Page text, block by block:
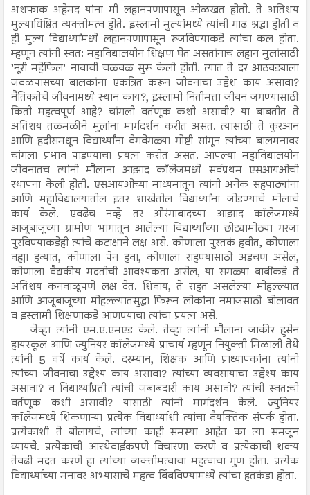
अशफाक अहेमद यांना मी लहानपणापासून ओळखत होतो. ते अतिशय
मुल्याधिष्ठित व्यक्तीमत्व होते. इस्लामी मुल्यांमध्ये त्यांची गाढ श्रद्धा होती व
ही मुल्य विद्यार्थ्यांमध्ये लहानपणापासून रूजविण्याकडे त्यांचा कल होता.
म्हणून त्यांनी स्वत: महाविद्यालयीन शिक्षण घेत असतांनाच लहान मुलांसाठी
’नूरी महेफिल’ नावाची चळवळ सुरू केली होती. त्यात ते दर आठवड्याला
जवळपासच्या बालकांना एकत्रित करून जीवनाचा उद्देश काय असावा?
नैतिकतेचे जीवनामध्ये स्थान काय?, इस्लामी नितीमत्ता जीवन जगण्यासाठी
किती महत्वपूर्ण आहे? चांगली वर्तणूक कशी असावी? या बाबतीत ते
अतिशय तळमळीने मुलांना मार्गदर्शन करीत असत. त्यासाठी ते कुरआन
आणि हदीसमधून विद्यार्थ्यांना वेगवेगळ्या गोष्टी सांगून त्यांच्या बालमनावर
चांगला प्रभाव पाडण्याचा प्रयत्न करीत असत. आपल्या महाविद्यालयीन
जीवनातच त्यांनी मौलाना आझाद कॉलेजमध्ये सर्वप्रथम एसआयओची
स्थापना केली होती. एसआयओच्या माध्यमातून त्यांनी अनेक सहपाठ्यांना
आणि महाविद्यालयातील इतर शाखेतील विद्यार्थ्यांना जोडण्याचे मोलाचे
कार्य केले. एवढेच नव्हे तर औरंगाबादच्या आझाद कॉलेजमध्ये
आजूबाजूच्या ग्रामीण भागातून आलेल्या विद्यार्थ्यांच्या छोट्यामोठ्या गरजा
पुरविण्याकडेही त्यांचे कटाक्षाने लक्ष असे. कोणाला पुस्तकं हवीत, कोणाला
वह्या हव्यात, कोणाला पेन हवा, कोणाला राहण्यासाठी अडचण असेल,
कोणाला वैद्यकीय मदतीची आवश्यकता असेल, या सगळ्या बाबींकडे ते
अतिशय कनवाळूपणे लक्ष देत. शिवाय, ते राहत असलेल्या मोहल्ल्यात
आणि आजूबाजूच्या मोहल्ल्यातसुद्धा फिरून लोकांना नमाजसाठी बोलावत
व इस्लामी शिक्षणाकडे आणण्याचा त्यांचा प्रयत्न असे.
जेव्हा त्यांनी एम.ए.एमएड केले. तेव्हा त्यांनी मौलाना जाकीर हुसेन
हायस्कूल आणि ज्युनियर कॉलेजमध्ये प्राचार्य म्हणून नियुक्ती मिळाली तेथे
त्यांनी 5 वर्षे कार्य केले. दरम्यान, शिक्षक आणि प्राध्यापकांना त्यांनी
त्यांच्या जीवनाचा उद्देश्य काय असावा? त्यांच्या व्यवसायाचा उद्देश्य काय
असावा? व विद्यार्थ्यांप्रती त्यांची जबाबदारी काय असावी? त्यांची स्वत:ची
वर्तणूक कशी असावी? यासाठी त्यांनी मार्गदर्शन केले. ज्युनियर
कॉलेजमध्ये शिकणाऱ्या प्रत्येक विद्यार्थ्याशी त्यांचा वैयक्तिक संपर्क होता.
प्रत्येकाशी ते बोलायचे, त्यांच्या काही समस्या आहेत का त्या समजून
घ्यायचेे. प्रत्येकाची आस्थेवाईकपणे विचारणा करणे व प्रत्येकाची शक्य
तेवढी मदत करणे हा त्यांच्या व्यक्तीमत्वाचा महत्वाचा गुण होता. प्रत्येक
विद्यार्थ्याच्या मनावर अभ्यासाचे महत्व बिंबविण्यामध्ये त्यांचा हतकंडा होता.